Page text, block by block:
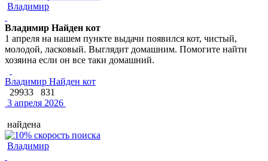
Владимир
Владимир Найден кот
1 апреля на нашем пункте выдачи появился кот, чистый,
молодой, ласковый. Выглядит домашним. Помогите найти
хозяина если он все таки домашний.
Владимир Найден кот
29933
831
3 апреля 2026
найдена
Владимир